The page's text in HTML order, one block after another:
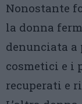
Nonostante
la donna
denunciata a
cosmetici e i
recuperati e